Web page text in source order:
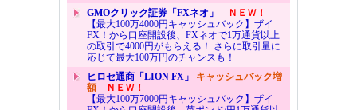
GMOクリック証券「FXネオ」
ＮＥＷ！
【最大100万4000円キャッシュバック】ザイ
FX！から口座開設後、FXネオで1万通貨以上
の取引で4000円がもらえる！ さらに取引量に
応じて最大100万円のチャンスも！
ヒロセ通商「LION FX」 キャッシュバック増
額ＮＥＷ！
【最大100万7000円キャッシュバック】ザイ